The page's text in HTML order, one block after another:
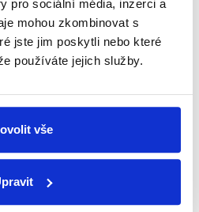
pro sociální média, inzerci a
mohou zkombinovat s
jste jim poskytli nebo které
používáte jejich služby.
vše
práv Evropské Unie,
pro ústavní záležitosti
Hosty diskuze byly...
našeho